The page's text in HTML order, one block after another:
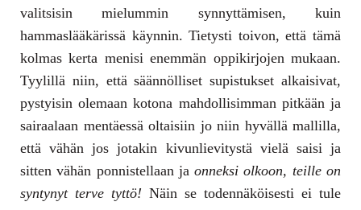
valitsisin mielummin synnyttämisen, kuin
hammaslääkärissä käynnin. Tietysti toivon, että tämä
kolmas kerta menisi enemmän oppikirjojen mukaan.
Tyylillä niin, että säännölliset supistukset alkaisivat,
pystyisin olemaan kotona mahdollisimman pitkään ja
sairaalaan mentäessä oltaisiin jo niin hyvällä mallilla,
että vähän jos jotakin kivunlievitystä vielä saisi ja
sitten vähän ponnistellaan jaonneksi olkoon, teille on
syntynyt terve tyttö! Näin se todennäköisesti ei tule